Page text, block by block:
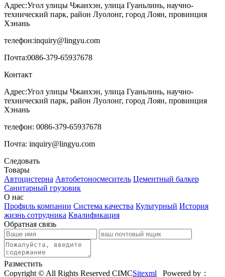
Адрес:Угол улицы Чжанхэн, улица Гуаньлинь, научно-
технический парк, район Луолонг, город Лоян, провинция
Хэнань
телефон:inquiry@lingyu.com
Почта:0086-379-65937678
Контакт
Адрес:Угол улицы Чжанхэн, улица Гуаньлинь, научно-
технический парк, район Луолонг, город Лоян, провинция
Хэнань
телефон: 0086-379-65937678
Почта: inquiry@lingyu.com
Следовать
Товары
Автоцистерна Автобетоносмеситель Цементный балкер
Санитарный грузовик
О нас
Профиль компании Система качества Культурный История
жизнь сотрудника Квалификация
Обратная связь
Разместить
Copyright © All Rights Reserved CIMCSitexml Powered by：